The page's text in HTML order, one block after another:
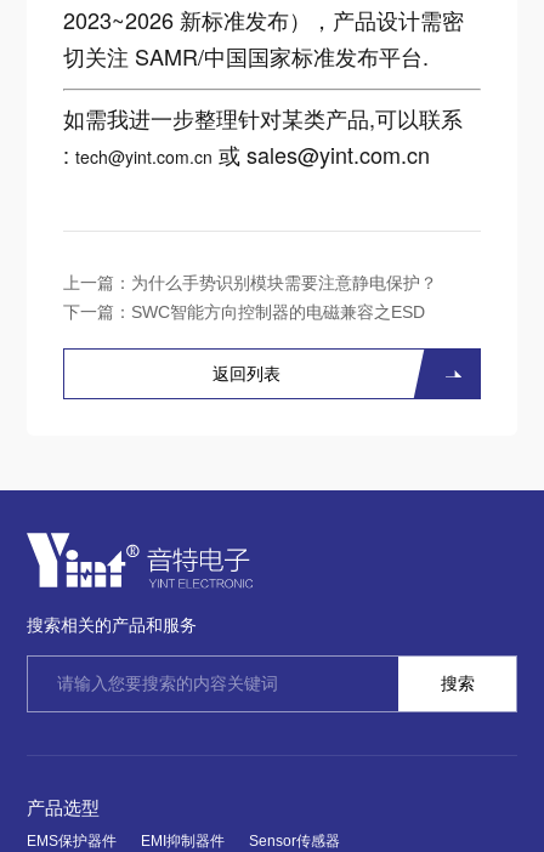
2023~2026 新标准发布），产品设计需密
切关注 SAMR/中国国家标准发布平台.
如需我进一步整理针对某类产品,可以联系
:tech@yint.com.cn 或 sales@yint.com.cn
上一篇： 为什么手势识别模块需要注意静电保护？
下一篇： SWC智能方向控制器的电磁兼容之ESD
返回列表
搜索相关的产品和服务
产品选型
EMS保护器件 EMI抑制器件
Sensor传感器